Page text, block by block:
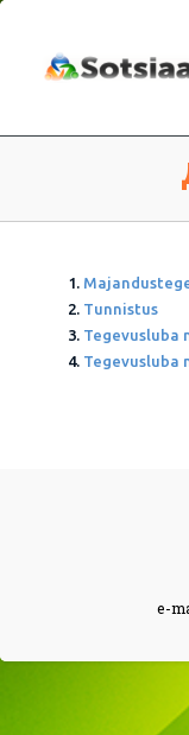
Tunnistus
Tegevusluba
Tegevusluba
e-